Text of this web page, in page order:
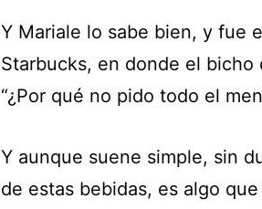
Y Mariale lo sabe bien, y fue
Starbucks, en donde el
“¿Por qué no pido todo el
Y aunque suene simple, sin
de estas bebidas, es algo